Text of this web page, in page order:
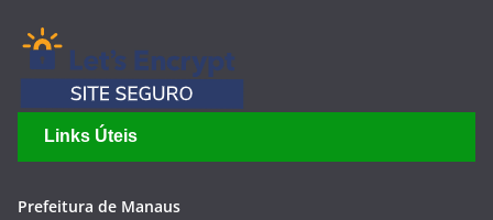
Links Úteis
Prefeitura de Manaus